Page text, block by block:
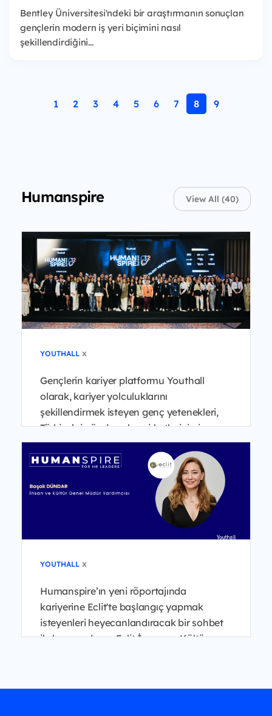
Bentley Üniversitesi'ndeki bir araştırmanın sonuçları
gençlerin modern iş yeri biçimini nasıl
şekillendirdiğini...
1 2 3 4 5 6 7 8 9
Humanspire View All (40)
YOUTHALL x
Gençlerin kariyer platformu Youthall
olarak, kariyer yolculuklarını
şekillendirmek isteyen genç yetenekleri,
Türkiye’nin önde gelen şirketlerinin insan
kaynakları liderleri...
YOUTHALL x
Humanspire’ın yeni röportajında
kariyerine Eclit'te başlangıç yapmak
isteyenleri heyecanlandıracak bir sohbet
ile karşınızdayız. Eclit İnsan ve Kültür